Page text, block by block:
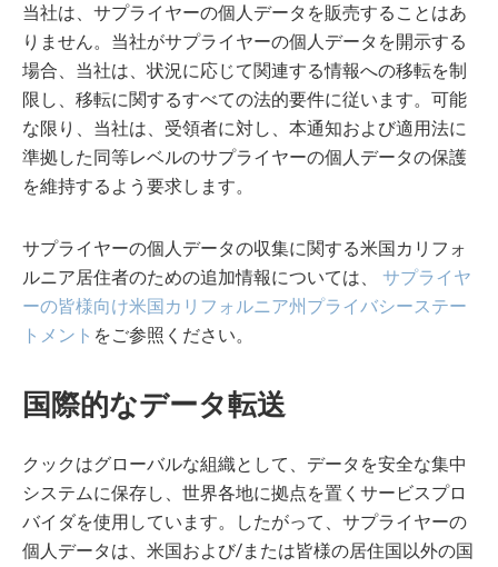
当社は、サプライヤーの個人データを販売することはあ
りません。当社がサプライヤーの個人データを開示する
場合、当社は、状況に応じて関連する情報への移転を制
限し、移転に関するすべての法的要件に従います。可能
な限り、当社は、受領者に対し、本通知および適用法に
準拠した同等レベルのサプライヤーの個人データの保護
を維持するよう要求します。
サプライヤーの個人データの収集に関する米国カリフォ
ルニア居住者のための追加情報については、 サプライヤ
ーの皆様向け米国カリフォルニア州プライバシーステー
トメント をご参照ください。
国際的なデータ転送
クックはグローバルな組織として、データを安全な集中
システムに保存し、世界各地に拠点を置くサービスプロ
バイダを使用しています。したがって、サプライヤーの
個人データは、米国および/または皆様の居住国以外の国